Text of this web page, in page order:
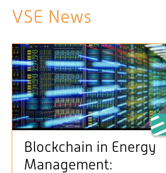
VSE News
Blockchain in Energy
Management: